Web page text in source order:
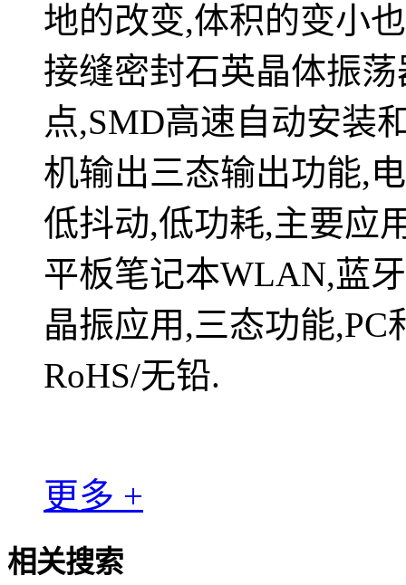
地的改变,体积的变小
接缝密封石英晶体振
点,SMD高速自动安装
机输出三态输出功能,
低抖动,低功耗,主要应
平板笔记本WLAN,蓝
晶振应用,三态功能
RoHS/无铅.
更多 +
相关搜索